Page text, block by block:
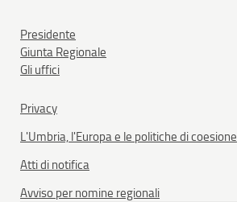
Presidente
Giunta Regionale
Gli uffici
Privacy
L'Umbria, l'Europa e le politiche di coesione
Atti di notifica
Avviso per nomine regionali